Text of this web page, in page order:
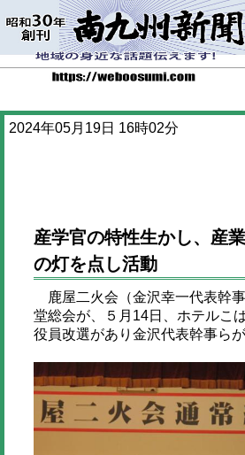
2024年05月19日 16時02分
産学官の特性生かし、産
の灯を点し活動
鹿屋二火会（金沢幸一代表幹
堂総会が、５月14日、ホテルこ
役員改選があり金沢代表幹事らが